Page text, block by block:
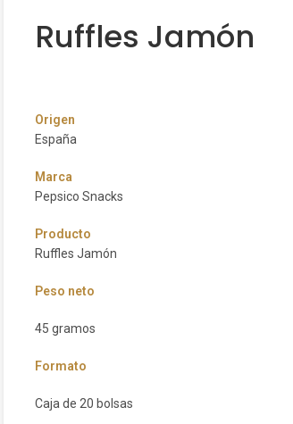
Ruffles Jamón
Origen
España
Marca
Pepsico Snacks
Producto
Ruffles Jamón
Peso neto
45 gramos
Formato
Caja de 20 bolsas